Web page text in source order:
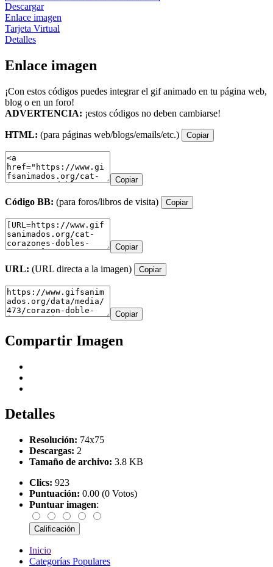
Descargar
Enlace imagen
Tarjeta Virtual
Detalles
Enlace imagen
¡Con estos códigos puedes integrar el gif animado en tu página web,
blog o en un foro!
ADVERTENCIA: ¡estos códigos no deben cambiarse!
HTML: (para páginas web/blogs/emails/etc.) Copiar
Copiar
Código BB: (para foros/libros de visita) Copiar
Copiar
URL: (URL directa a la imagen) Copiar
Copiar
Compartir Imagen
Detalles
Resolución: 74x75
Descargas: 2
Tamaño de archivo: 3.8 KB
Clics: 923
Puntuación: 0.00 (0 Votos)
Puntuar imagen:
Inicio
Categorías Populares